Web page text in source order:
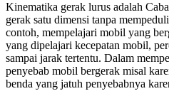
Kinematika gerak lurus adalah
gerak satu dimensi tanpa
contoh, mempelajari mobil yang
yang dipelajari kecepatan mobil,
sampai jarak tertentu. Dalam
penyebab mobil bergerak misal
benda yang jatuh penyebabnya